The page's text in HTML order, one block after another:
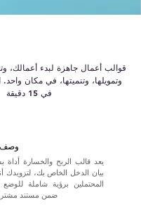
قوالب أعمال جاهزة لبدء أعمالك،
وتمويلها، وتنميتها، في مكان
وصف
يعد قالب الربح والخسارة أداة
بيان الدخل الخاص بك، لتزويدك
المحتملين برؤية شاملة
ضمن مستند